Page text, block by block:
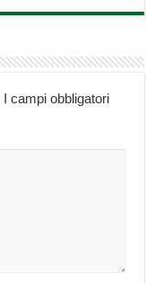
I campi obbligatori